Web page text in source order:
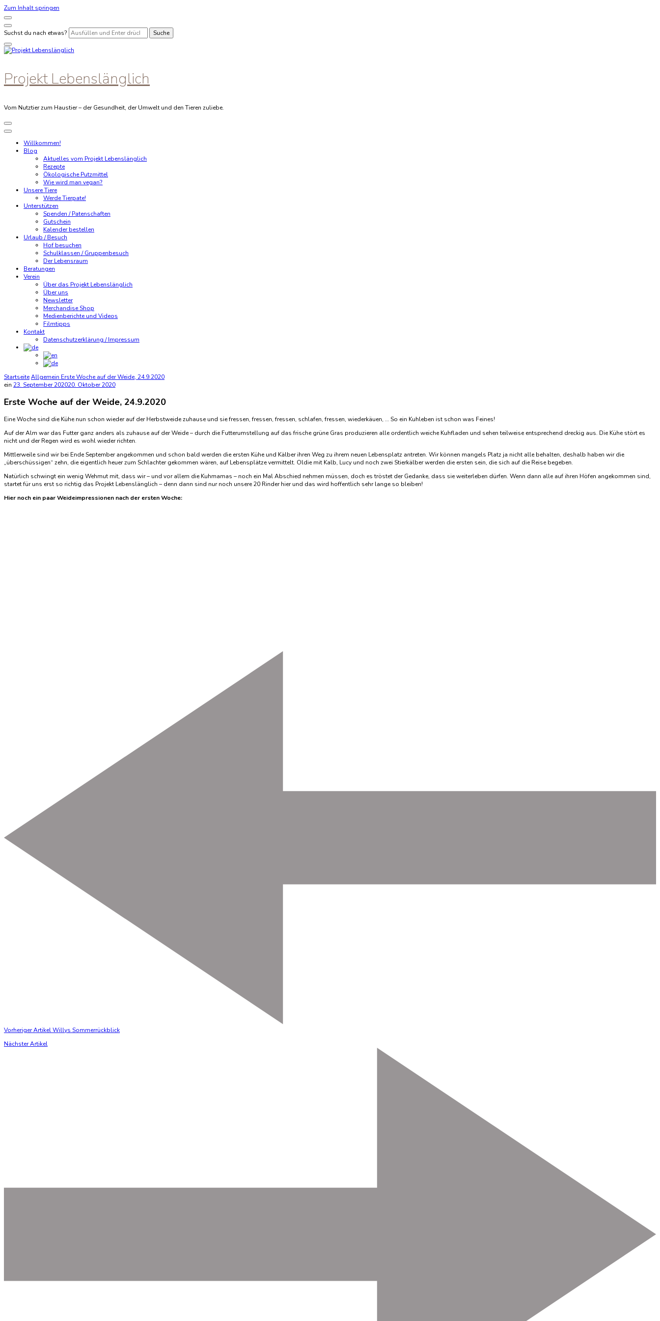
Zum Inhalt springen
Suchst du nach etwas?
Projekt Lebenslänglich
Vom Nutztier zum Haustier – der Gesundheit, der Umwelt und den Tieren zuliebe.
Willkommen!
Blog
Aktuelles vom Projekt Lebenslänglich
Rezepte
Ökologische Putzmittel
Wie wird man vegan?
Unsere Tiere
Werde Tierpate!
Unterstützen
Spenden / Patenschaften
Gutschein
Kalender bestellen
Urlaub / Besuch
Hof besuchen
Schulklassen / Gruppenbesuch
Der Lebensraum
Beratungen
Verein
Über das Projekt Lebenslänglich
Über uns
Newsletter
Merchandise Shop
Medienberichte und Videos
Filmtipps
Kontakt
Datenschutzerklärung / Impressum
StartseiteAllgemein Erste Woche auf der Weide, 24.9.2020
ein 23. September 202020. Oktober 2020
Erste Woche auf der Weide, 24.9.2020
Eine Woche sind die Kühe nun schon wieder auf der Herbstweide zuhause und sie fressen, fressen, fressen, schlafen, fressen, wiederkäuen, … So ein Kuhleben ist schon was Feines!
Auf der Alm war das Futter ganz anders als zuhause auf der Weide – durch die Futterumstellung auf das frische grüne Gras produzieren alle ordentlich weiche Kuhfladen und sehen teilweise entsprechend dreckig aus. Die Kühe stört es
nicht und der Regen wird es wohl wieder richten.
Mittlerweile sind wir bei Ende September angekommen und schon bald werden die ersten Kühe und Kälber ihren Weg zu ihrem neuen Lebensplatz antreten. Wir können mangels Platz ja nicht alle behalten, deshalb haben wir die
„überschüssigen“ zehn, die eigentlich heuer zum Schlachter gekommen wären, auf Lebensplätze vermittelt. Oldie mit Kalb, Lucy und noch zwei Stierkälber werden die ersten sein, die sich auf die Reise begeben.
Natürlich schwingt ein wenig Wehmut mit, dass wir – und vor allem die Kuhmamas – noch ein Mal Abschied nehmen müssen, doch es tröstet der Gedanke, dass sie weiterleben dürfen. Wenn dann alle auf ihren Höfen angekommen sind,
startet für uns erst so richtig das Projekt Lebenslänglich – denn dann sind nur noch unsere 20 Rinder hier und das wird hoffentlich sehr lange so bleiben!
Hier noch ein paar Weideimpressionen nach der ersten Woche:
Vorheriger ArtikelWillys Sommerrückblick
Nächster Artikel